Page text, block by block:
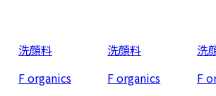
洗顔料
F organics
洗顔料
F organics
洗
F